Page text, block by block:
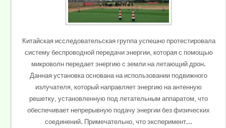
Китайская исследовательская группа успешно протестировала
систему беспроводной передачи энергии, которая с помощью
микроволн передает энергию с земли на летающий дрон.
Данная установка основана на использовании подвижного
излучателя, который направляет энергию на антенную
решетку, установленную под летательным аппаратом, что
обеспечивает непрерывную подачу энергии без физических
соединений. Примечательно, что эксперимент...